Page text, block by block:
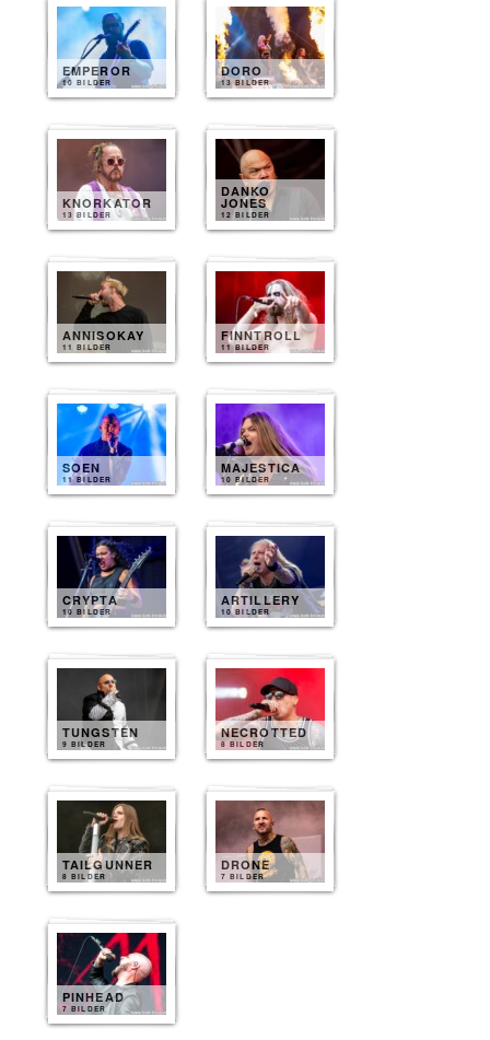
EMPEROR
10 BILDER
DORO
13 BILDER
KNORKATOR
13 BILDER
DANKO
JONES
12 BILDER
ANNISOKAY
11 BILDER
FINNTROLL
11 BILDER
SOEN
11 BILDER
MAJESTICA
10 BILDER
CRYPTA
10 BILDER
ARTILLERY
10 BILDER
TUNGSTEN
9 BILDER
NECROTTED
8 BILDER
TAILGUNNER
8 BILDER
DRONE
7 BILDER
PINHEAD
7 BILDER